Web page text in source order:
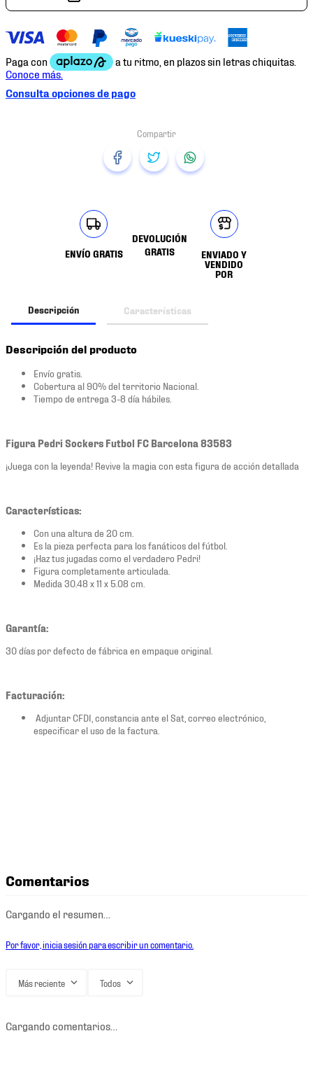
Consulta opciones de pago
ENVÍO GRATIS
DEVOLUCIÓN
GRATIS
ENVIADO Y
VENDIDO
POR
Descripción Características
Descripción del producto
Envío gratis.
Cobertura al 90% del territorio Nacional.
Tiempo de entrega 3-8 día hábiles.
Figura Pedri Sockers Futbol FC Barcelona 83583
¡Juega con la leyenda! Revive la magia con esta figura de acción detallada
Características:
Con una altura de 20 cm.
Es la pieza perfecta para los fanáticos del fútbol.
¡Haz tus jugadas como el verdadero Pedri!
Figura completamente articulada.
Medida 30.48 x 11 x 5.08 cm.
Garantía:
30 días por defecto de fábrica en empaque original.
Facturación:
Adjuntar CFDI, constancia ante el Sat, correo electrónico,
especificar el uso de la factura.
Comentarios
Cargando el resumen…
Por favor, inicia sesión para escribir un comentario.
Más reciente Todos
Cargando comentarios…
8.
mochilas
tenis niño
10. tenis nike